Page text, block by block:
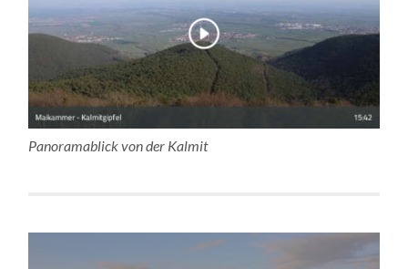
Panoramablick von der Kalmit